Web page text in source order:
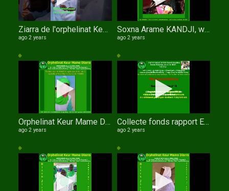
Ziarra de l'orphelinat Keur Mame Diarra
ago 2 years
Soxna Arame KANDJI, wathie Al Xuran
ago 2 years
Orphelinat Keur Mame Diarra WathIe Al Khouran Sokhna Arame KANDJI
ago 2 years
Collecte fonds rapport Education Surveillée et de la Protection Sociale (I.E.S.P.S.)
ago 2 years